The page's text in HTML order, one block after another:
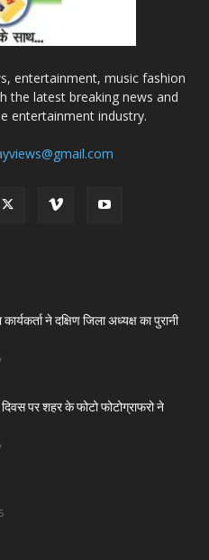
entertainment, music fashion
the latest breaking news and
entertainment industry.
कार्यकर्ता ने दक्षिण जिला अध्यक्ष का पुरानी
दिवस पर शहर के फोटो फोटोग्राफरो ने